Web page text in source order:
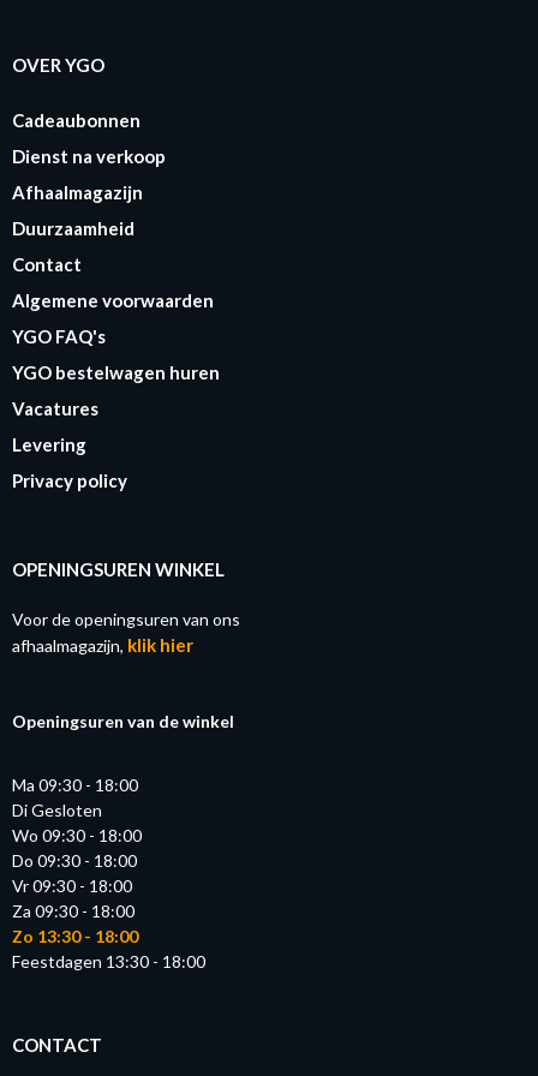
OVER YGO
Cadeaubonnen
Dienst na verkoop
Afhaalmagazijn
Duurzaamheid
Contact
Algemene voorwaarden
YGO FAQ's
YGO bestelwagen huren
Vacatures
Levering
Privacy policy
OPENINGSUREN WINKEL
Voor de openingsuren van ons
afhaalmagazijn, klik hier
Openingsuren van de winkel
Ma 09:30 - 18:00
Di Gesloten
Wo 09:30 - 18:00
Do 09:30 - 18:00
Vr 09:30 - 18:00
Za 09:30 - 18:00
Zo 13:30 - 18:00
Feestdagen 13:30 - 18:00
CONTACT